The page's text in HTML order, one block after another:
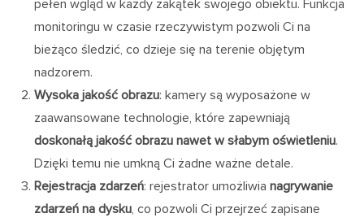
pełen wgląd w każdy zakątek swojego obiektu. Funkcja
monitoringu w czasie rzeczywistym pozwoli Ci na
bieżąco śledzić, co dzieje się na terenie objętym
nadzorem.
Wysoka jakość obrazu: kamery są wyposażone w
zaawansowane technologie, które zapewniają
doskonałą jakość obrazu nawet w słabym oświetleniu.
Dzięki temu nie umkną Ci żadne ważne detale.
Rejestracja zdarzeń: rejestrator umożliwianagrywanie
zdarzeń na dysku, co pozwoli Ci przejrzeć zapisane